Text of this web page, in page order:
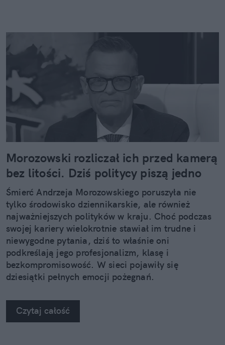
Morozowski rozliczał ich przed kamerą
bez litości. Dziś politycy piszą jedno
Śmierć Andrzeja Morozowskiego poruszyła nie
tylko środowisko dziennikarskie, ale również
najważniejszych polityków w kraju. Choć podczas
swojej kariery wielokrotnie stawiał im trudne i
niewygodne pytania, dziś to właśnie oni
podkreślają jego profesjonalizm, klasę i
bezkompromisowość. W sieci pojawiły się
dziesiątki pełnych emocji pożegnań.
Czytaj całość